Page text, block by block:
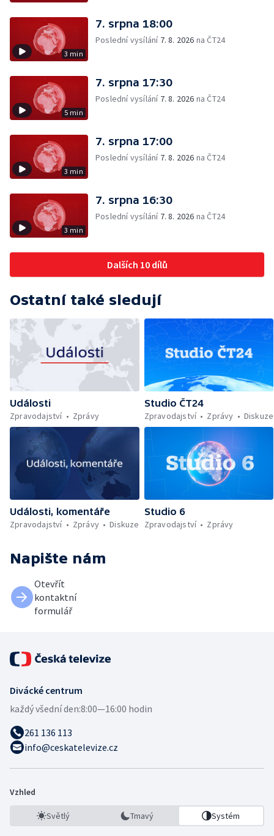
3 min
7. srpna 18:00
Poslední vysílání 7. 8. 2026 na ČT24
5 min
7. srpna 17:30
Poslední vysílání 7. 8. 2026 na ČT24
3 min
7. srpna 17:00
Poslední vysílání 7. 8. 2026 na ČT24
3 min
7. srpna 16:30
Poslední vysílání 7. 8. 2026 na ČT24
Dalších 10 dílů
Ostatní také sledují
Události
Zpravodajství
Zprávy
Studio ČT24
Zpravodajství
Zprávy Diskuze
Události, komentáře
Zpravodajství
Zprávy Diskuze
Studio 6
Zpravodajství
Zprávy
Napište nám
Otevřít
kontaktní
formulář
Divácké centrum
každý všední den:8:00—16:00 hodin
261 136 113
info@ceskatelevize.cz
Vzhled
Světlý Tmavý Systém